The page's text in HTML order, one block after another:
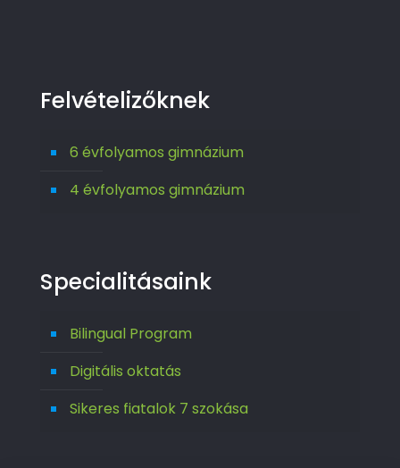
Felvételizőknek
6 évfolyamos gimnázium
4 évfolyamos gimnázium
Specialitásaink
Bilingual Program
Digitális oktatás
Sikeres fiatalok 7 szokása